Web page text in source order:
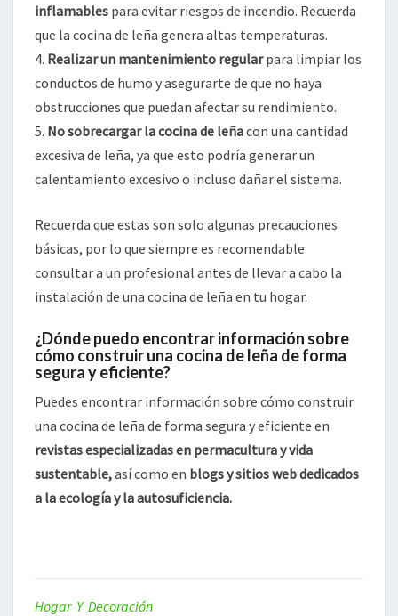
inflamables para evitar riesgos de incendio. Recuerda
que la cocina de leña genera altas temperaturas.
4. Realizar un mantenimiento regularpara limpiar los
conductos de humo y asegurarte de que no haya
obstrucciones que puedan afectar su rendimiento.
5. No sobrecargar la cocina de leñacon una cantidad
excesiva de leña, ya que esto podría generar un
calentamiento excesivo o incluso dañar el sistema.
Recuerda que estas son solo algunas precauciones
básicas, por lo que siempre es recomendable
consultar a un profesional antes de llevar a cabo la
instalación de una cocina de leña en tu hogar.
¿Dónde puedo encontrar información sobre
cómo construir una cocina de leña de forma
segura y eficiente?
Puedes encontrar información sobre cómo construir
una cocina de leña de forma segura y eficiente en
revistas especializadas en permacultura y vida
sustentable,así como en blogs y sitios web dedicados
a la ecología y la autosuficiencia.
Hogar Y Decoración